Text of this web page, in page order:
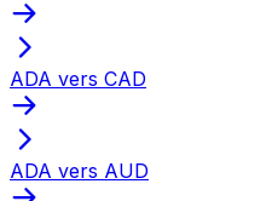
ADA vers CAD
ADA vers AUD